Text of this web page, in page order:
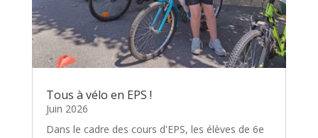
Tous à vélo en EPS !
Juin 2026
Dans le cadre des cours d'EPS, les élèves de 6e